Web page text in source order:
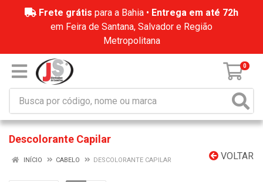
Frete grátis para a Bahia • Entrega em até 72h
em Feira de Santana, Salvador e Região
Metropolitana
0
Descolorante Capilar
VOLTAR
INÍCIO CABELO DESCOLORANTE CAPILAR